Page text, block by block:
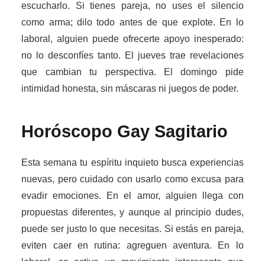
escucharlo. Si tienes pareja, no uses el silencio
como arma; dilo todo antes de que explote. En lo
laboral, alguien puede ofrecerte apoyo inesperado:
no lo desconfíes tanto. El jueves trae revelaciones
que cambian tu perspectiva. El domingo pide
intimidad honesta, sin máscaras ni juegos de poder.
Horóscopo Gay Sagitario
Esta semana tu espíritu inquieto busca experiencias
nuevas, pero cuidado con usarlo como excusa para
evadir emociones. En el amor, alguien llega con
propuestas diferentes, y aunque al principio dudes,
puede ser justo lo que necesitas. Si estás en pareja,
eviten caer en rutina: agreguen aventura. En lo